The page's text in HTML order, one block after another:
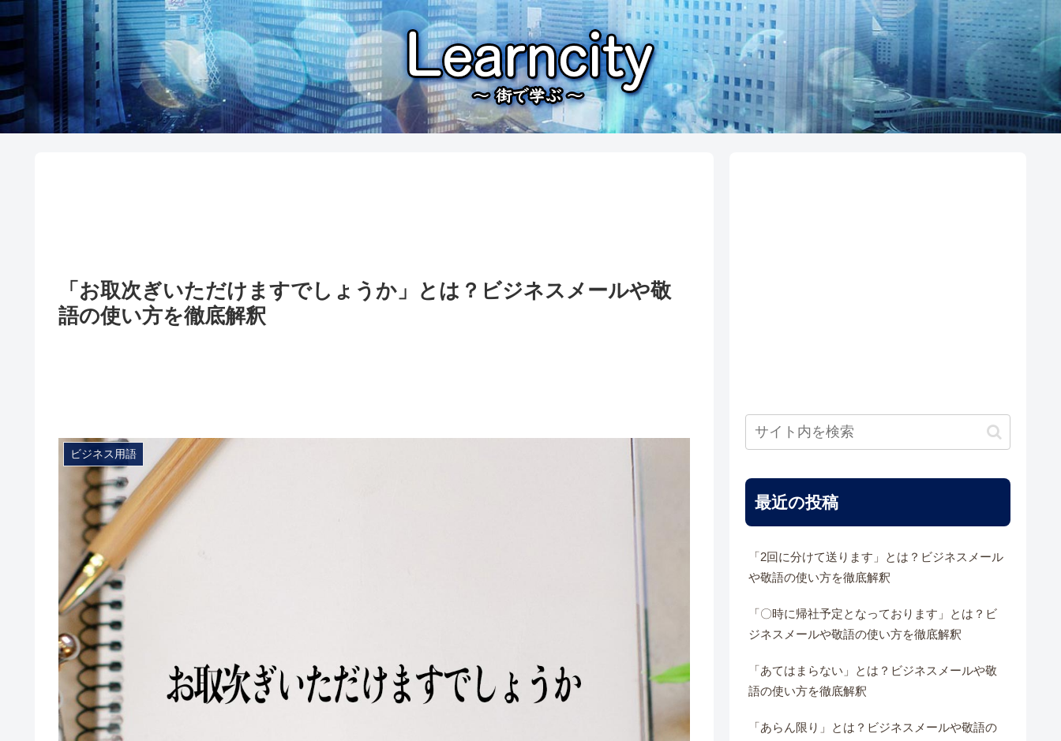
「お取次ぎいただけますでしょうか」とは？ビジネスメールや敬
語の使い方を徹底解釈
ビジネス用語
最近の投稿
「2回に分けて送ります」とは？ビジネスメール
や敬語の使い方を徹底解釈
「〇時に帰社予定となっております」とは？ビ
ジネスメールや敬語の使い方を徹底解釈
「あてはまらない」とは？ビジネスメールや敬
語の使い方を徹底解釈
「あらん限り」とは？ビジネスメールや敬語の